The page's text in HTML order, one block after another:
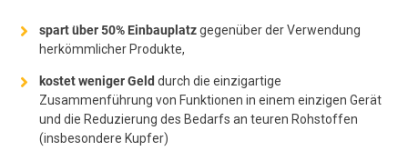
spart über 50% Einbauplatzgegenüber der Verwendung
herkömmlicher Produkte,
kostet weniger Geld durch die einzigartige
Zusammenführung von Funktionen in einem einzigen Gerät
und die Reduzierung des Bedarfs an teuren Rohstoffen
(insbesondere Kupfer)